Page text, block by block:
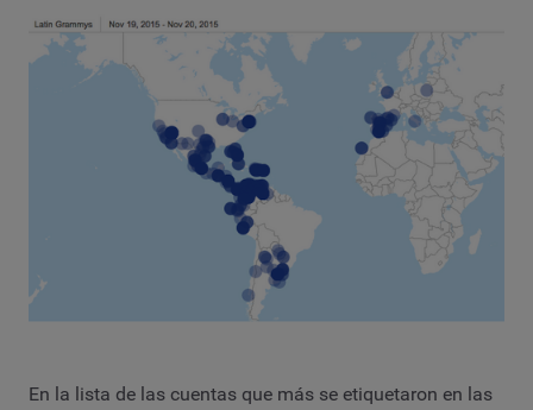
En la lista de las cuentas que más se etiquetaron en las